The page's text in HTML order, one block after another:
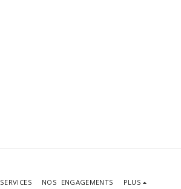
NOS ENGAGEMENTS PLUS